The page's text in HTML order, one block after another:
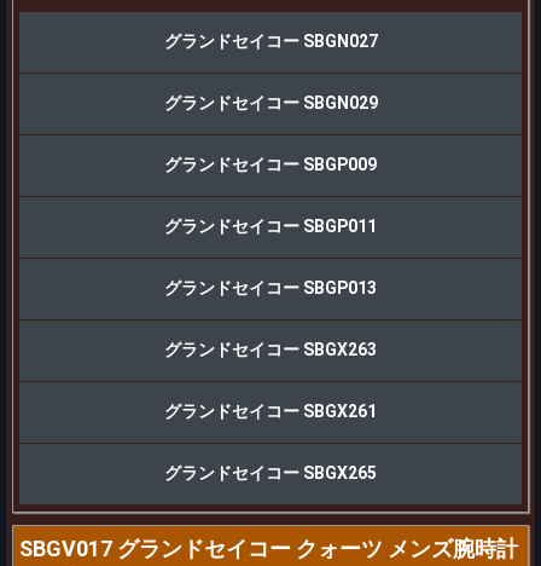
グランドセイコー SBGN027
グランドセイコー SBGN029
グランドセイコー SBGP009
グランドセイコー SBGP011
グランドセイコー SBGP013
グランドセイコー SBGX263
グランドセイコー SBGX261
グランドセイコー SBGX265
SBGV017 グランドセイコー クォーツ メンズ腕時計